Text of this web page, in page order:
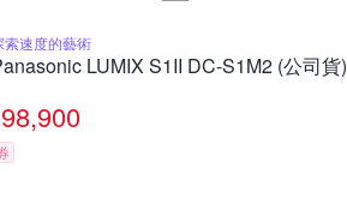
索速度的藝術
LUMIX S1II DC-S1M2 (公司貨)
98,900